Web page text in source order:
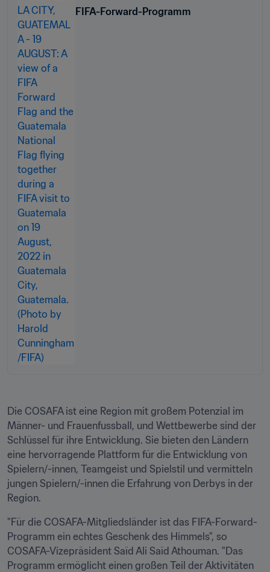
FIFA-Forward-Programm
Die COSAFA ist eine Region mit großem Potenzial im
Männer- und Frauenfussball, und Wettbewerbe sind der
Schlüssel für ihre Entwicklung. Sie bieten den Ländern
eine hervorragende Plattform für die Entwicklung von
Spielern/-innen, Teamgeist und Spielstil und vermitteln
jungen Spielern/-innen die Erfahrung von Derbys in der
Region.
"Für die COSAFA-Mitgliedsländer ist das FIFA-Forward-
Programm ein echtes Geschenk des Himmels", so
COSAFA-Vizepräsident Saïd Ali Saïd Athouman. "Das
Programm ermöglicht einen großen Teil der Aktivitäten